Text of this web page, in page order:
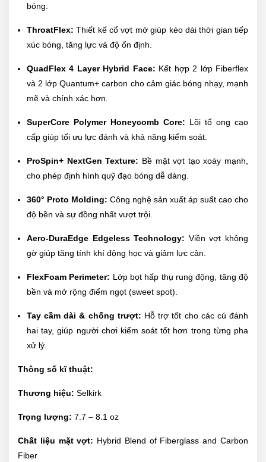
bóng.
ThroatFlex: Thiết kế cổ vợt mở giúp kéo dài thời gian tiếp
xúc bóng, tăng lực và độ ổn định.
QuadFlex 4 Layer Hybrid Face: Kết hợp 2 lớp Fiberflex
và 2 lớp Quantum+ carbon cho cảm giác bóng nhạy, mạnh
mẽ và chính xác hơn.
SuperCore Polymer Honeycomb Core: Lõi tổ ong cao
cấp giúp tối ưu lực đánh và khả năng kiểm soát.
ProSpin+ NextGen Texture: Bề mặt vợt tạo xoáy mạnh,
cho phép định hình quỹ đạo bóng dễ dàng.
360° Proto Molding: Công nghệ sản xuất áp suất cao cho
độ bền và sự đồng nhất vượt trội.
Aero-DuraEdge Edgeless Technology: Viền vợt không
gờ giúp tăng tính khí động học và giảm lực cản.
FlexFoam Perimeter: Lớp bọt hấp thụ rung động, tăng độ
bền và mở rộng điểm ngọt (sweet spot).
Tay cầm dài & chống trượt: Hỗ trợ tốt cho các cú đánh
hai tay, giúp người chơi kiểm soát tốt hơn trong từng pha
xử lý.
Thông số kĩ thuật:
Thương hiệu: Selkirk
Trọng lượng: 7.7 – 8.1 oz
Chất liệu mặt vợt: Hybrid Blend of Fiberglass and Carbon
Fiber